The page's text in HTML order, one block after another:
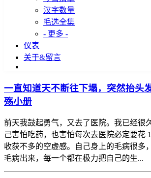
汉字数量
毛选全集
- 更多 -
仪表
关于&留言
一直知道天不断往下塌，突然抬头
殇小册
前天我鼓起勇气，又去了医院。我已经很
己害怕吃药，也害怕每次去医院必定要花
收获不多的空虚感。自己身上的毛病很多
毛病出来，每一个都在极力把自己的生...